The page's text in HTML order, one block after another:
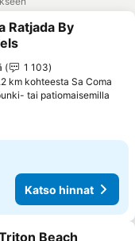
Ratjada By
1 103
km kohteesta Sa Coma
tai patiomaisemilla
Katso hinnat
Beach